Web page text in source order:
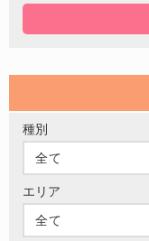
種別
エリア